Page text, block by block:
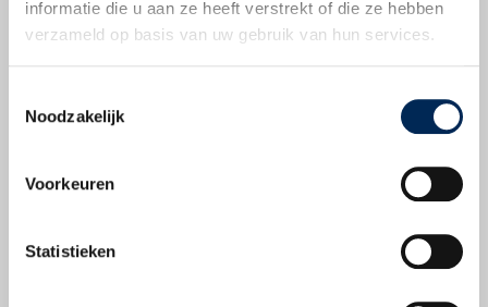
informatie die u aan ze heeft verstrekt of die ze hebben
verzameld op basis van uw gebruik van hun services.
Noodzakelijk
Voorkeuren
Statistieken
You can reach me on the contact details below:
Insurances & Pension
Ravil Intersurance B.V., Voorburg (NL)
intersurance@interfisc.nl
Back to overview